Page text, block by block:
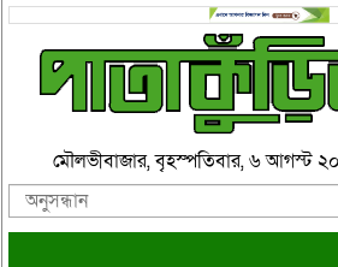
মৌলভীবাজার, বৃহস্পতিবার, ৬ আগস্ট